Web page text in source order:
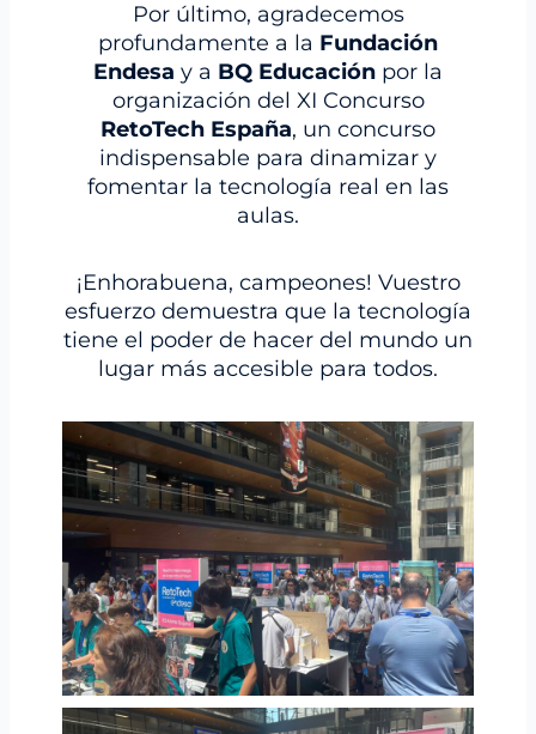
Por último, agradecemos
profundamente a la Fundación
Endesa y a BQ Educación por la
organización del XI Concurso
RetoTech España, un concurso
indispensable para dinamizar y
fomentar la tecnología real en las
aulas.
¡Enhorabuena, campeones! Vuestro
esfuerzo demuestra que la tecnología
tiene el poder de hacer del mundo un
lugar más accesible para todos.